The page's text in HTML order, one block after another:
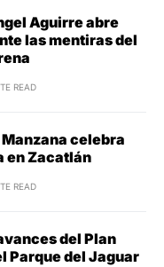
Aguirre abre
las mentiras del
READ
Manzana celebra
en Zacatlán
READ
del Plan
Parque del Jaguar